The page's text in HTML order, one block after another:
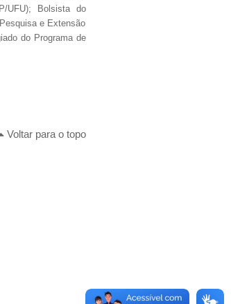
UFU); Bolsista do
e Extensão
do Programa de
Voltar para o topo